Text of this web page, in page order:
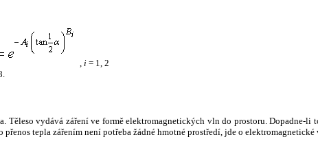
, i = 1, 2
Těleso vydává záření ve formě elektromagnetických vln do prostoru. Dopadne-li
tepla zářením není potřeba žádné hmotné prostředí, jde o